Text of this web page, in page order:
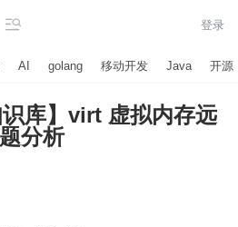
 登录
AI golang 移动开发 Java 开源
识库】virt 虚拟内存远
分析